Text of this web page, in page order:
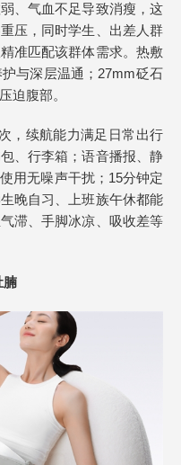
、气血不足导致消瘦，这
压，同时学生、出差人群
准匹配该群体需求。热敷
与深层温通；27mm砭石
迫腹部。
，续航能力满足日常出行
、行李箱；语音播报、静
用无噪声干扰；15分钟定
晚自习、上班族午休都能
滞、手脚冰凉、吸收差等
腩